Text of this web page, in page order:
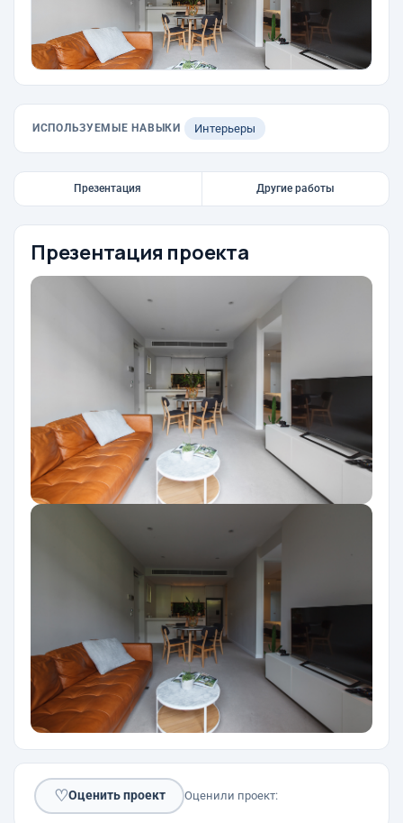
ИСПОЛЬЗУЕМЫЕ НАВЫКИ Интерьеры
Презентация Другие работы
Презентация проекта
♡Оценить проект Оценили проект: